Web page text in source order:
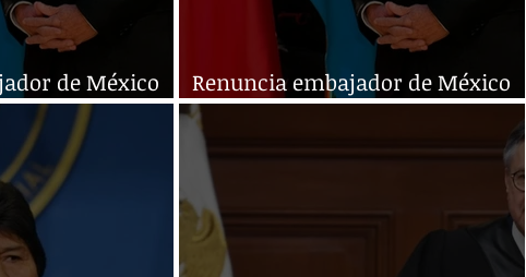
de México
Renuncia embajador de México
en Argentina